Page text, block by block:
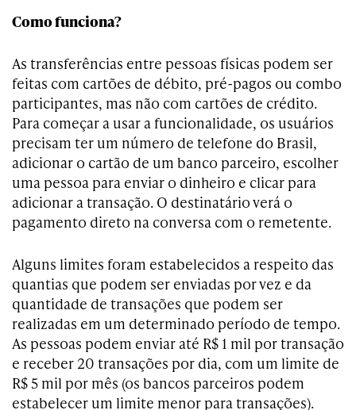
Como funciona?
As transferências entre pessoas físicas podem ser
feitas com cartões de débito, pré-pagos ou combo
participantes, mas não com cartões de crédito.
Para começar a usar a funcionalidade, os usuários
precisam ter um número de telefone do Brasil,
adicionar o cartão de um banco parceiro, escolher
uma pessoa para enviar o dinheiro e clicar para
adicionar a transação. O destinatário verá o
pagamento direto na conversa com o remetente.
Alguns limites foram estabelecidos a respeito das
quantias que podem ser enviadas por vez e da
quantidade de transações que podem ser
realizadas em um determinado período de tempo.
As pessoas podem enviar até R$ 1 mil por transação
e receber 20 transações por dia, com um limite de
R$ 5 mil por mês (os bancos parceiros podem
estabelecer um limite menor para transações).